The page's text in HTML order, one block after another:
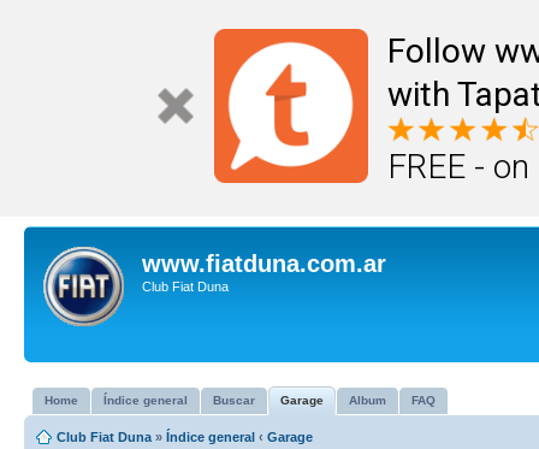
Follow
with
FREE -
www.fiatduna.com.ar
Club Fiat Duna
Home Índice general Buscar Garage Album FAQ
Club Fiat Duna » Índice general ‹ Garage